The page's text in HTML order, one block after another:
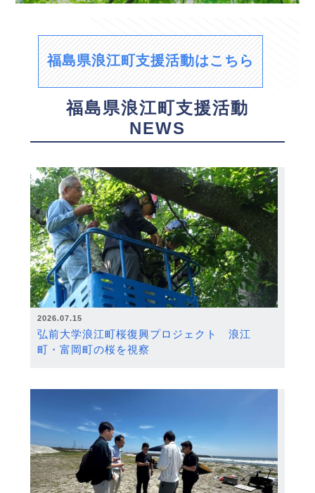
福島県浪江町支援活動はこちら
福島県浪江町支援活動
NEWS
2026.07.15
弘前大学浪江町桜復興プロジェクト 浪江
町・富岡町の桜を視察